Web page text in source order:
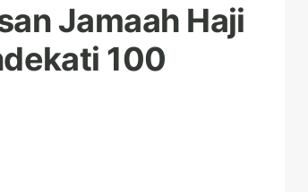
Jamaah Haji
100